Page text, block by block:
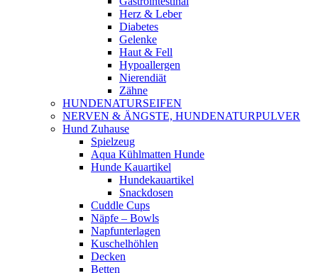
Herz & Leber
Diabetes
Gelenke
Haut & Fell
Hypoallergen
Nierendiät
Zähne
HUNDENATURSEIFEN
NERVEN & ÄNGSTE, HUNDENATURPULVER
Hund Zuhause
Spielzeug
Aqua Kühlmatten Hunde
Hunde Kauartikel
Hundekauartikel
Snackdosen
Cuddle Cups
Näpfe – Bowls
Napfunterlagen
Kuschelhöhlen
Decken
Betten